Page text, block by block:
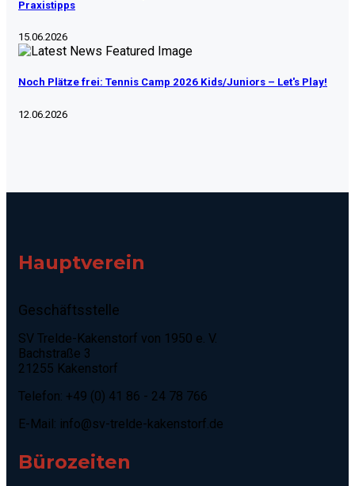
Praxistipps
15.06.2026
Noch Plätze frei: Tennis Camp 2026 Kids/Juniors – Let's Play!
12.06.2026
Hauptverein
Geschäftsstelle
SV Trelde-Kakenstorf von 1950 e. V.
Bachstraße 3
21255 Kakenstorf
Telefon: +49 (0) 41 86 - 24 78 766
E-Mail: info@sv-trelde-kakenstorf.de
Bürozeiten